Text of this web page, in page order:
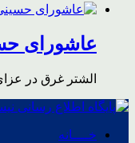
عاشورای
الشتر غرق در
خــــانه